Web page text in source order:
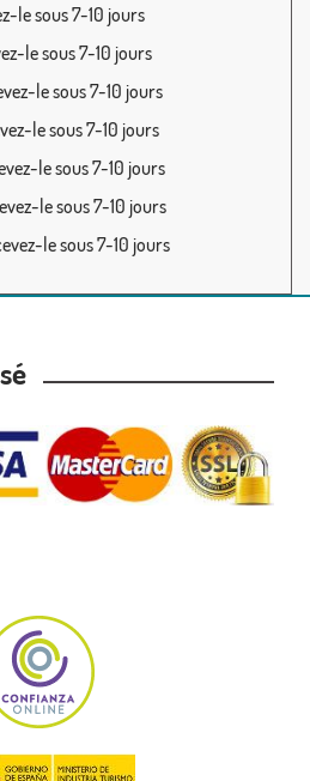
le sous 7-10 jours
le sous 7-10 jours
le sous 7-10 jours
le sous 7-10 jours
le sous 7-10 jours
le sous 7-10 jours
le sous 7-10 jours